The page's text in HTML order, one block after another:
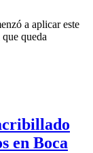
a aplicar este
queda
en Boca